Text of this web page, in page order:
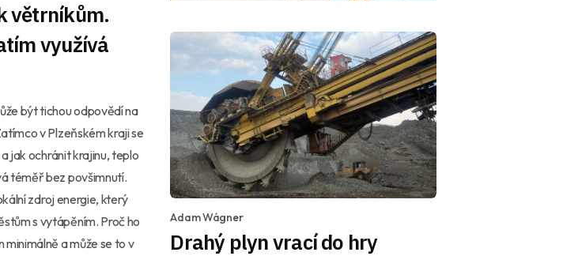
větrníkům.
využívá
být tichou odpovědí na
v Plzeňském kraji se
jak ochránit krajinu, teplo
téměř bez povšimnutí.
zdroj energie, který
s vytápěním. Proč ho
a může se to v
Adam Wágner
Drahý plyn vrací do hry